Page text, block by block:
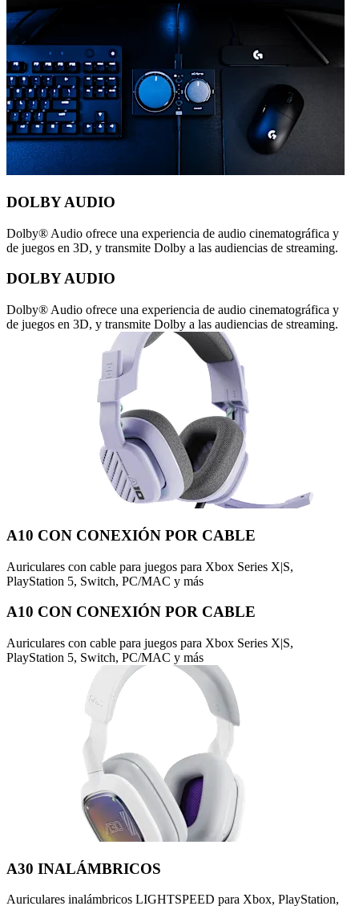
DOLBY AUDIO
Dolby® Audio ofrece una experiencia de audio cinematográfica y
de juegos en 3D, y transmite Dolby a las audiencias de streaming.
DOLBY AUDIO
Dolby® Audio ofrece una experiencia de audio cinematográfica y
de juegos en 3D, y transmite Dolby a las audiencias de streaming.
A10 CON CONEXIÓN POR CABLE
Auriculares con cable para juegos para Xbox Series X|S,
PlayStation 5, Switch, PC/MAC y más
A10 CON CONEXIÓN POR CABLE
Auriculares con cable para juegos para Xbox Series X|S,
PlayStation 5, Switch, PC/MAC y más
A30 INALÁMBRICOS
Auriculares inalámbricos LIGHTSPEED para Xbox, PlayStation,